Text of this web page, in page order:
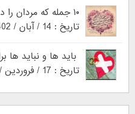
۱۰ جمله که مردان را دلتنگ می کند
تاریخ : 14 / آبان / 1402
باید ها و نباید ها
تاریخ : 17 / فروردین / 1395